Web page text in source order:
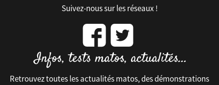
Suivez-nous sur les réseaux !
Retrouvez toutes les actualités matos, des démonstrations